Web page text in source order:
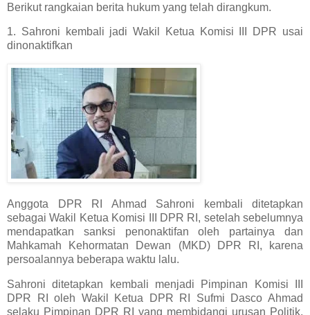
Berikut rangkaian berita hukum yang telah dirangkum.
1. Sahroni kembali jadi Wakil Ketua Komisi III DPR usai
dinonaktifkan
Anggota DPR RI Ahmad Sahroni kembali ditetapkan
sebagai Wakil Ketua Komisi III DPR RI, setelah sebelumnya
mendapatkan sanksi penonaktifan oleh partainya dan
Mahkamah Kehormatan Dewan (MKD) DPR RI, karena
persoalannya beberapa waktu lalu.
Sahroni ditetapkan kembali menjadi Pimpinan Komisi III
DPR RI oleh Wakil Ketua DPR RI Sufmi Dasco Ahmad
selaku Pimpinan DPR RI yang membidangi urusan Politik,